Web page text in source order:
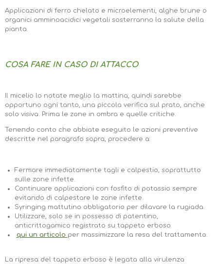
Applicazioni di ferro chelato e microelementi, alghe brune o
organici amminoacidici vegetali sosterranno la salute della
pianta.
COSA FARE IN CASO DI ATTACCO
Il micelio lo notate meglio la mattina, quindi sarebbe
opportuno ogni tanto, una piccola verifica sul prato, anche
solo visiva. Prima le zone in ombra e quelle critiche.
Tenendo conto che abbiate eseguito le azioni preventive
descritte nel paragrafo sopra, procedere a:
Fermare immediatamente tagli e calpestio, soprattutto
sulle zone infette.
Continuare applicazioni con fosfito di potassio sempre
evitando di calpestare le zone infette.
Syringing mattutino obbligatorio per dilavare la rugiada.
Utilizzare, solo se in possesso di patentino,
anticrittogamico registrato su tappeto erboso
qui un articolo per massimizzare la resa del trattamento.
La ripresa del tappeto erboso è legata alla virulenza